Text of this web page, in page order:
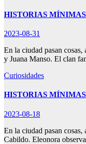
HISTORIAS
2023-08-31
En la ciudad pasan
y Juana Manso. El clan
Curiosidades
HISTORIAS
2023-08-18
En la ciudad pasan
Cabildo. Eleonora